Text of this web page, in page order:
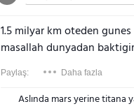
1.5 milyar km oteden
masallah dunyadan
Paylaş: Daha fazla
Aslında mars yerine titana